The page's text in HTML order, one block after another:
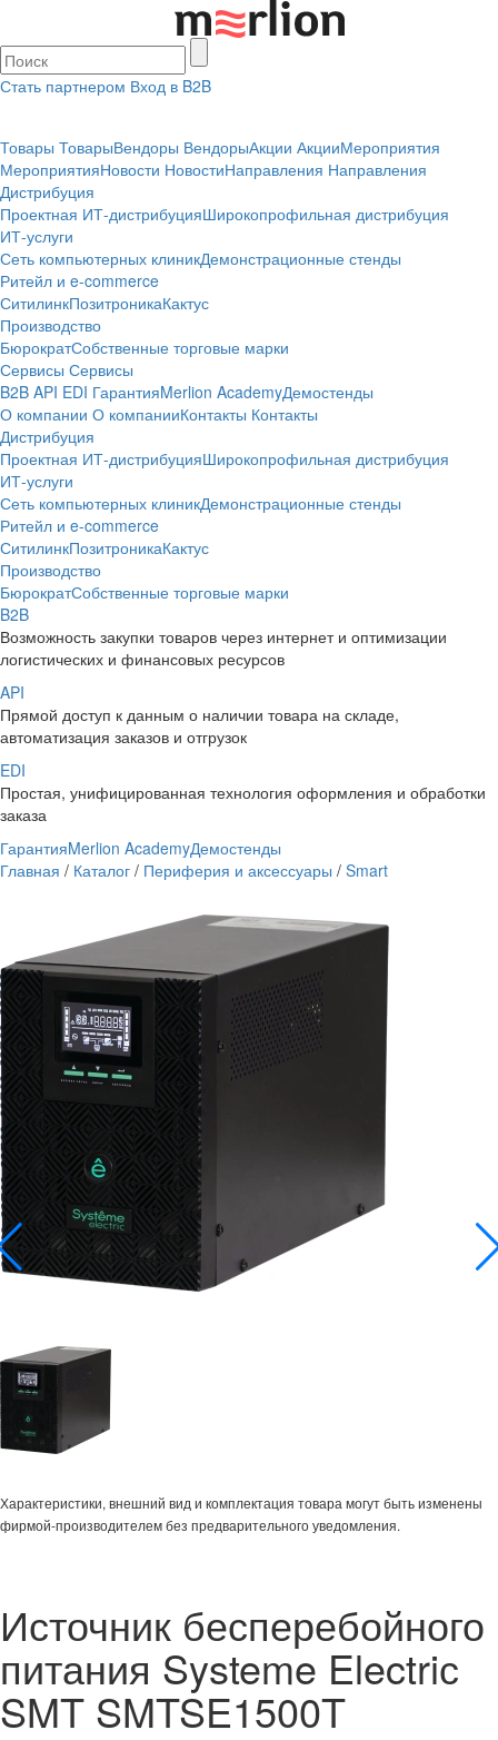
Стать партнером Вход в B2B
Товары ТоварыВендоры ВендорыАкции АкцииМероприятия
МероприятияНовости НовостиНаправления Направления
Дистрибуция
Проектная ИТ-дистрибуцияШирокопрофильная дистрибуция
ИТ-услуги
Сеть компьютерных клиникДемонстрационные стенды
Ритейл и e-commerce
СитилинкПозитроникаКактус
Производство
БюрократСобственные торговые марки
Сервисы Сервисы
B2B API EDI ГарантияMerlion AcademyДемостенды
О компании О компанииКонтакты Контакты
Дистрибуция
Проектная ИТ-дистрибуцияШирокопрофильная дистрибуция
ИТ-услуги
Сеть компьютерных клиникДемонстрационные стенды
Ритейл и e-commerce
СитилинкПозитроникаКактус
Производство
БюрократСобственные торговые марки
B2B
Возможность закупки товаров через интернет и оптимизации
логистических и финансовых ресурсов
API
Прямой доступ к данным о наличии товара на складе,
автоматизация заказов и отгрузок
EDI
Простая, унифицированная технология оформления и обработки
заказа
ГарантияMerlion AcademyДемостенды
Главная / Каталог / Периферия и аксессуары / Smart
Характеристики, внешний вид и комплектация товара могут быть изменены
фирмой-производителем без предварительного уведомления.
Источник бесперебойного
питания Systeme Electriс
SMT SMTSE1500T